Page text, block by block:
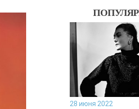
28 июня 2022